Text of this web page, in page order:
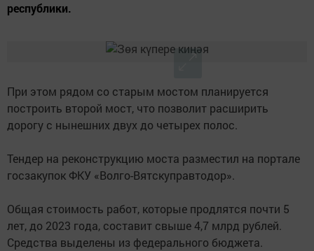
республики.
При этом рядом со старым мостом планируется
построить второй мост, что позволит расширить
дорогу с нынешних двух до четырех полос.
Тендер на реконструкцию моста разместил на портале
госзакупок ФКУ «Волго-Вятскуправтодор».
Общая стоимость работ, которые продлятся почти 5
лет, до 2023 года, составит свыше 4,7 млрд рублей.
Средства выделены из федерального бюджета.